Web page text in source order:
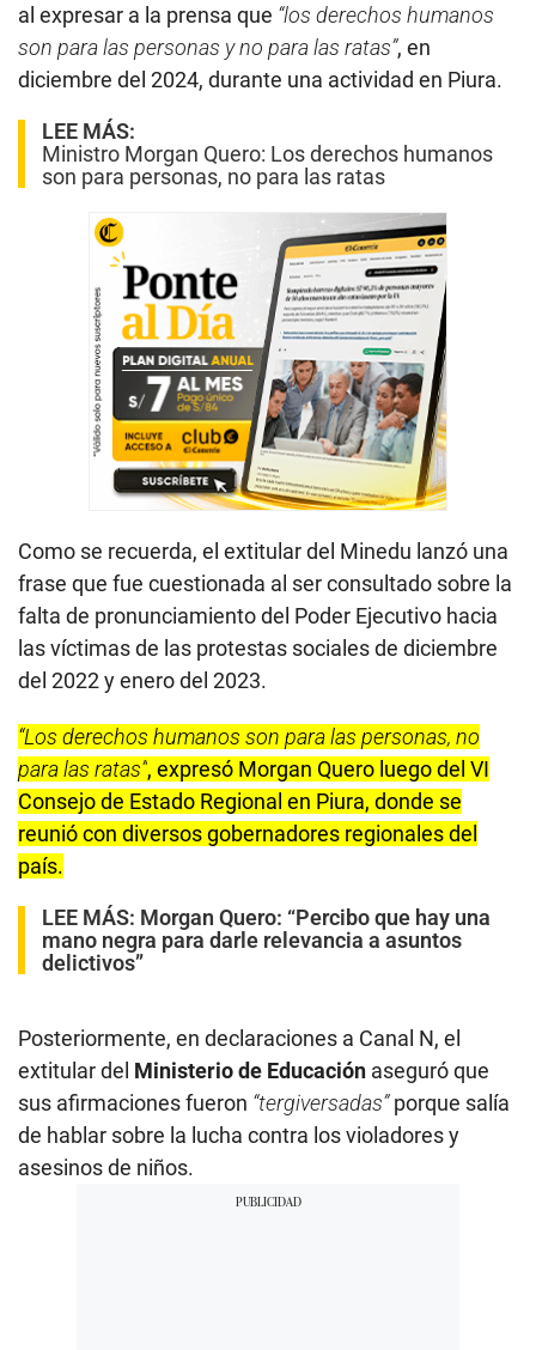
al expresar a la prensa que “los derechos humanos
son para las personas y no para las ratas”, en
diciembre del 2024, durante una actividad en Piura.
LEE MÁS:
Ministro Morgan Quero: Los derechos humanos
son para personas, no para las ratas
Como se recuerda, el extitular del Minedu lanzó una
frase que fue cuestionada al ser consultado sobre la
falta de pronunciamiento del Poder Ejecutivo hacia
las víctimas de las protestas sociales de diciembre
del 2022 y enero del 2023.
“Los derechos humanos son para las personas, no
para las ratas”, expresó Morgan Quero luego del VI
Consejo de Estado Regional en Piura, donde se
reunió con diversos gobernadores regionales del
país.
LEE MÁS: Morgan Quero: “Percibo que hay una
mano negra para darle relevancia a asuntos
delictivos”
Posteriormente, en declaraciones a Canal N, el
extitular del Ministerio de Educación aseguró que
sus afirmaciones fueron “tergiversadas”porque salía
de hablar sobre la lucha contra los violadores y
asesinos de niños.